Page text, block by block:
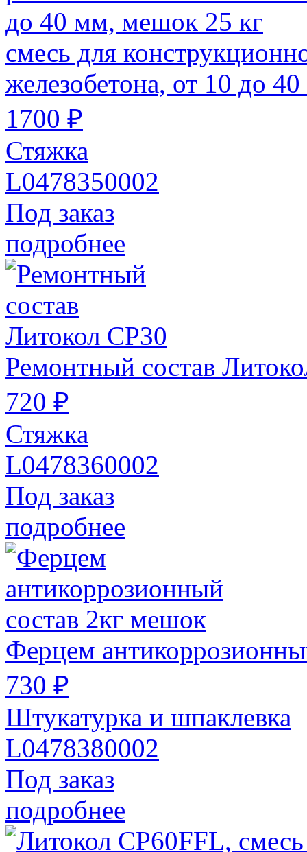
смесь для
железобетона, от 10 до
1700 ₽
Стяжка
L0478350002
Под заказ
подробнее
Ремонтный состав
720 ₽
Стяжка
L0478360002
Под заказ
подробнее
Ферцем
730 ₽
Штукатурка и шпаклевка
L0478380002
Под заказ
подробнее